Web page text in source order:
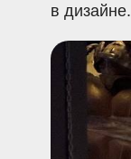
в дизайне.